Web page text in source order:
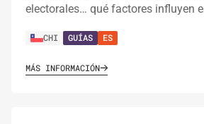
electorales… qué factores influyen
CHI GUÍAS ES
MÁS INFORMACIÓN